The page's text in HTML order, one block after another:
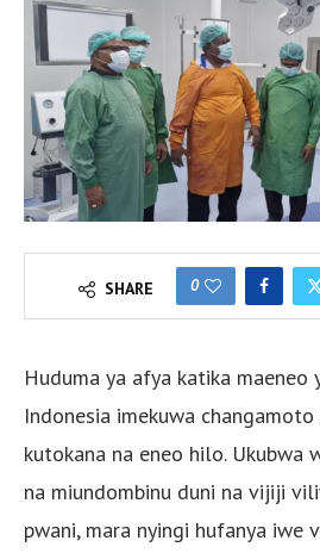
SHARE 0
Huduma ya afya katika maeneo
Indonesia imekuwa
kutokana na eneo hilo. Ukubwa
na miundombinu duni na vijiji
pwani, mara nyingi hufanya iwe